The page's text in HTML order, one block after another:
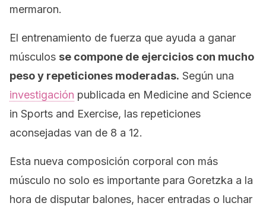
mermaron.
El entrenamiento de fuerza que ayuda a ganar
músculos se compone de ejercicios con mucho
peso y repeticiones moderadas. Según una
investigación publicada en Medicine and Science
in Sports and Exercise, las repeticiones
aconsejadas van de 8 a 12.
Esta nueva composición corporal con más
músculo no solo es importante para Goretzka a la
hora de disputar balones, hacer entradas o luchar